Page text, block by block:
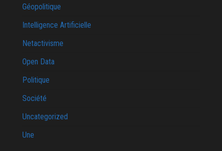
Géopolitique
Intelligence Artificielle
Netactivisme
Open Data
Politique
Société
Uncategorized
Une